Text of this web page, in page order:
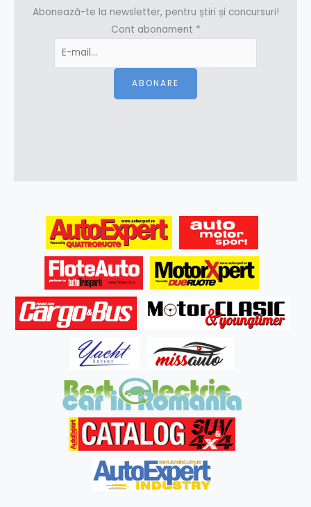
Abonează-te la newsletter, pentru știri și concursuri!
Cont abonament *
ABONARE